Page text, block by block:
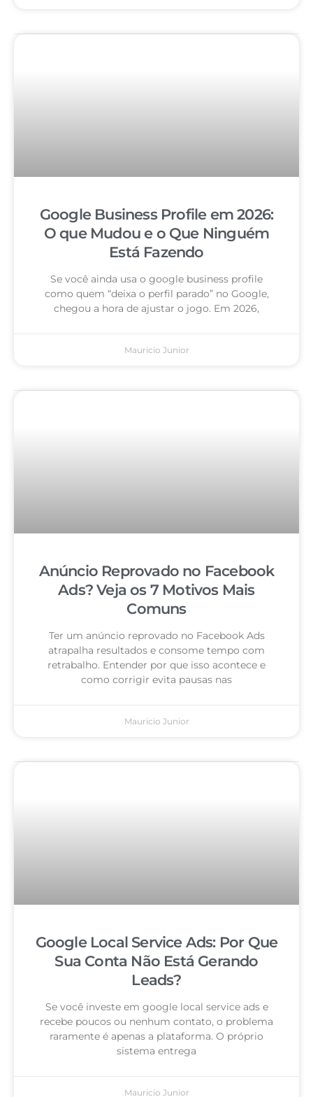
Google Business Profile em 2026:
O que Mudou e o Que Ninguém
Está Fazendo
Se você ainda usa o google business profile
como quem “deixa o perfil parado” no Google,
chegou a hora de ajustar o jogo. Em 2026,
Mauricio Junior
Anúncio Reprovado no Facebook
Ads? Veja os 7 Motivos Mais
Comuns
Ter um anúncio reprovado no Facebook Ads
atrapalha resultados e consome tempo com
retrabalho. Entender por que isso acontece e
como corrigir evita pausas nas
Mauricio Junior
Google Local Service Ads: Por Que
Sua Conta Não Está Gerando
Leads?
Se você investe em google local service ads e
recebe poucos ou nenhum contato, o problema
raramente é apenas a plataforma. O próprio
sistema entrega
Mauricio Junior